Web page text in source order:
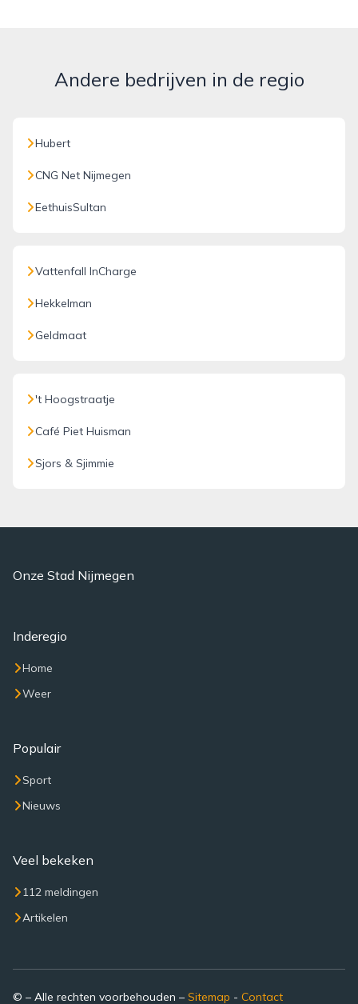
Andere bedrijven in de regio
Hubert
CNG Net Nijmegen
EethuisSultan
Vattenfall InCharge
Hekkelman
Geldmaat
't Hoogstraatje
Café Piet Huisman
Sjors & Sjimmie
Onze Stad Nijmegen
Inderegio
Home
Weer
Populair
Sport
Nieuws
Veel bekeken
112 meldingen
Artikelen
© – Alle rechten voorbehouden – Sitemap - Contact